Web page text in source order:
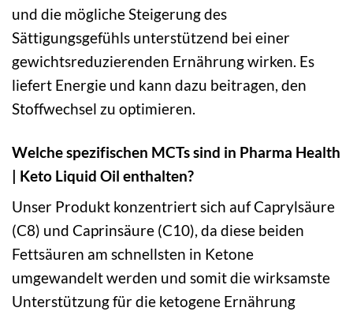
und die mögliche Steigerung des
Sättigungsgefühls unterstützend bei einer
gewichtsreduzierenden Ernährung wirken. Es
liefert Energie und kann dazu beitragen, den
Stoffwechsel zu optimieren.
Welche spezifischen MCTs sind in Pharma Health
| Keto Liquid Oil enthalten?
Unser Produkt konzentriert sich auf Caprylsäure
(C8) und Caprinsäure (C10), da diese beiden
Fettsäuren am schnellsten in Ketone
umgewandelt werden und somit die wirksamste
Unterstützung für die ketogene Ernährung